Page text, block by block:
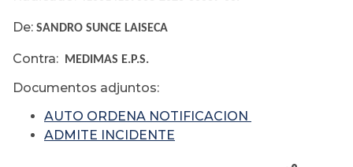
De: SANDRO SUNCE LAISECA
Contra: MEDIMAS E.P.S.
Documentos adjuntos:
AUTO ORDENA NOTIFICACION
ADMITE INCIDENTE